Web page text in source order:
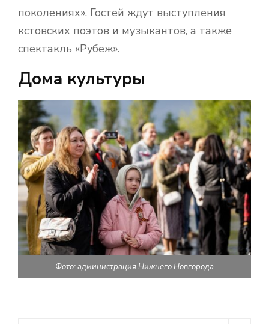
поколениях». Гостей ждут выступления
кстовских поэтов и музыкантов, а также
спектакль «Рубеж».
Дома культуры
Фото: администрация Нижнего Новгорода